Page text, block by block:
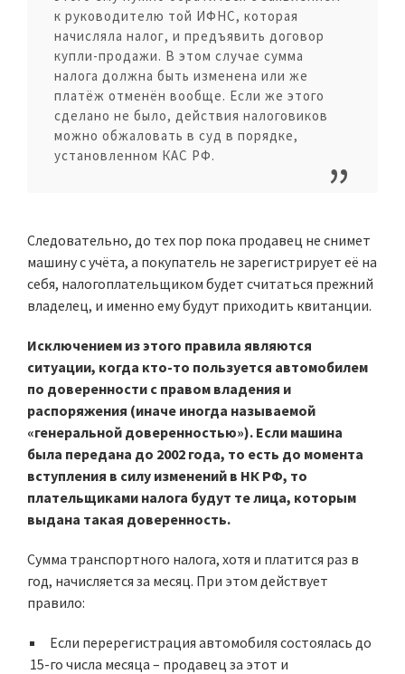
к руководителю той ИФНС, которая
начисляла налог, и предъявить договор
купли-продажи. В этом случае сумма
налога должна быть изменена или же
платёж отменён вообще. Если же этого
сделано не было, действия налоговиков
можно обжаловать в суд в порядке,
установленном КАС РФ.
Следовательно, до тех пор пока продавец не снимет
машину с учёта, а покупатель не зарегистрирует её на
себя, налогоплательщиком будет считаться прежний
владелец, и именно ему будут приходить квитанции.
Исключением из этого правила являются
ситуации, когда кто-то пользуется автомобилем
по доверенности с правом владения и
распоряжения (иначе иногда называемой
«генеральной доверенностью»). Если машина
была передана до 2002 года, то есть до момента
вступления в силу изменений в НК РФ, то
плательщиками налога будут те лица, которым
выдана такая доверенность.
Сумма транспортного налога, хотя и платится раз в
год, начисляется за месяц. При этом действует
правило:
Если перерегистрация автомобиля состоялась до
15-го числа месяца – продавец за этот и